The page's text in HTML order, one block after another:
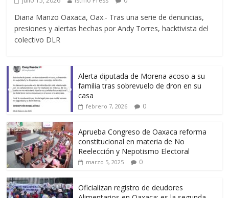
Diana Manzo Oaxaca, Oax.- Tras una serie de denuncias,
presiones y alertas hechas por Andy Torres, hacktivista del
colectivo DLR
Alerta diputada de Morena acoso a su
familia tras sobrevuelo de dron en su
casa
febrero 7, 2026 0
Aprueba Congreso de Oaxaca reforma
constitucional en materia de No
Reelección y Nepotismo Electoral
marzo 5, 2025 0
Oficializan registro de deudores